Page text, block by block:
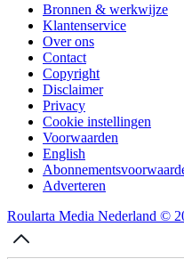
Bronnen & werkwijze
Klantenservice
Over ons
Contact
Copyright
Disclaimer
Privacy
Cookie instellingen
Voorwaarden
English
Adverteren
Roularta Media Nederland ©